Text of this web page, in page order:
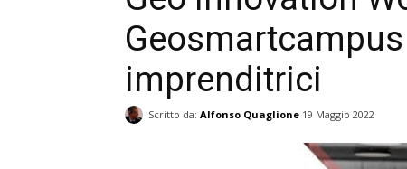
imprenditrici
Scritto da: Alfonso Quaglione 19 Maggio 2022